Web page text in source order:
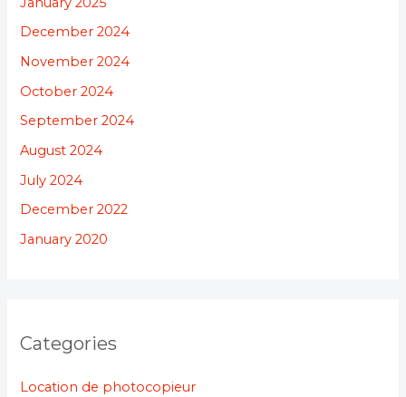
December 2024
November 2024
October 2024
September 2024
August 2024
July 2024
December 2022
January 2020
Categories
Location de photocopieur